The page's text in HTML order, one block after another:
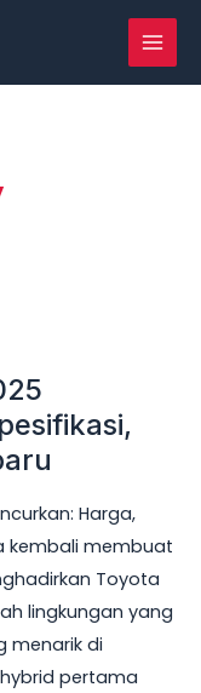
Harga,
kembali membuat
Toyota
lingkungan yang
menarik di
hybrid pertama